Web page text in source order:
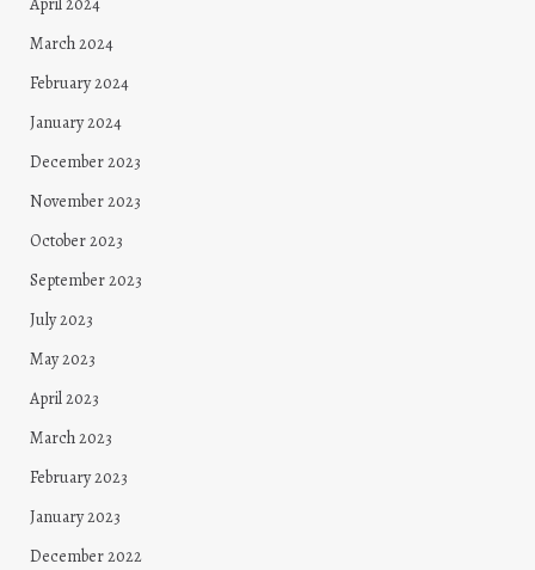
March 2024
February 2024
January 2024
December 2023
November 2023
October 2023
September 2023
July 2023
May 2023
April 2023
March 2023
February 2023
January 2023
December 2022